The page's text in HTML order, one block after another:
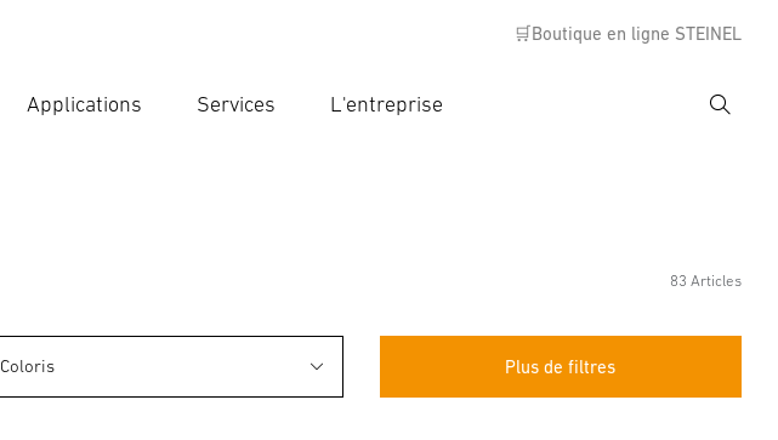
🛒Boutique en ligne STEINEL
Applications Services L'entreprise
83 Articles
Plus de filtres
Coloris